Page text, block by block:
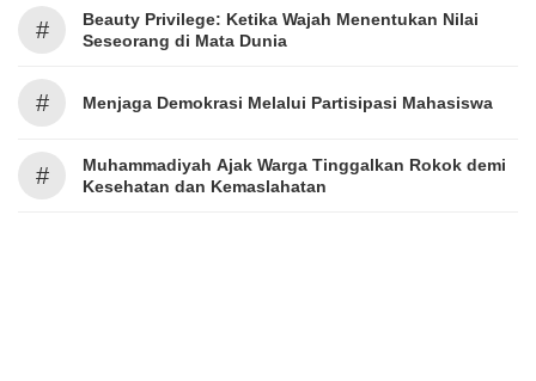
#
Beauty Privilege: Ketika Wajah Menentukan Nilai
Seseorang di Mata Dunia
# Menjaga Demokrasi Melalui Partisipasi Mahasiswa
#
Muhammadiyah Ajak Warga Tinggalkan Rokok demi
Kesehatan dan Kemaslahatan